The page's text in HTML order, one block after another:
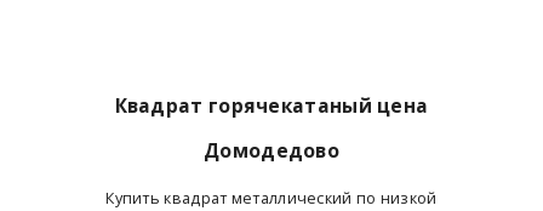
Квадрат горячекатаный цена
Домодедово
Купить квадрат металлический по низкой